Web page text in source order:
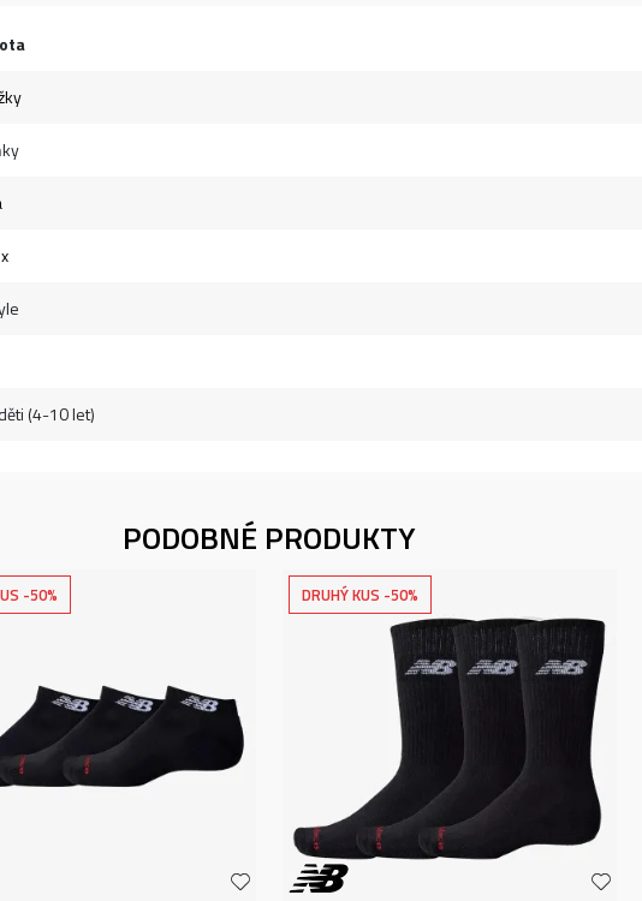
(4-10 let)
PODOBNÉ PRODUKTY
-50% DRUHÝ KUS -50%